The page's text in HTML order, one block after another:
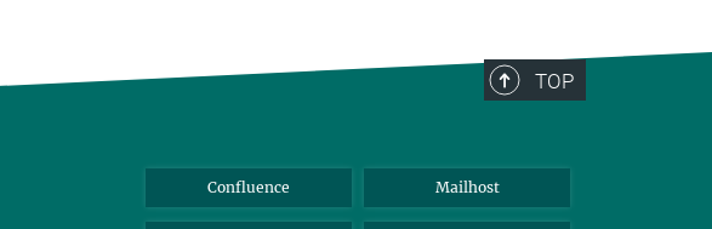
TOP
Confluence Mailhost